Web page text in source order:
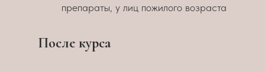
препараты, у лиц пожилого возраста
После курса